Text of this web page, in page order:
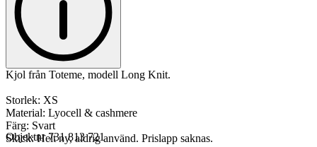
Kjol från Toteme, modell Long Knit.
Storlek: XS
Material: Lyocell & cashmere
Färg: Svart
Skick: Helt ny, aldrig använd. Prislapp saknas.
Objektnr 731 813 721